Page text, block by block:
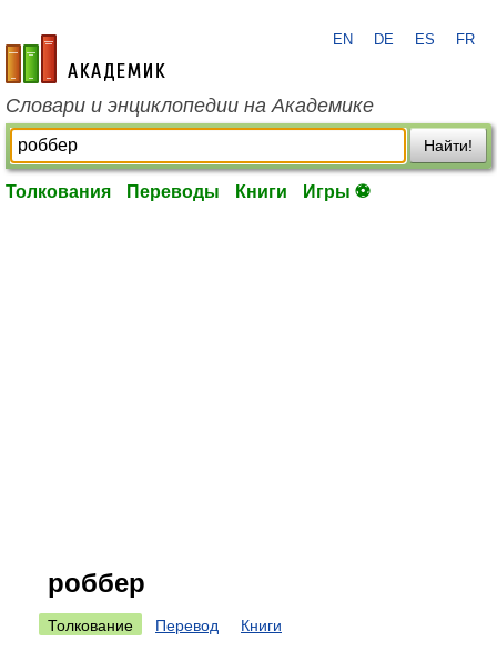
academic.ru
EN DE ES FR
Словари и энциклопедии на Академике
Найти!
Толкования Переводы Книги Игры ⚽
роббер
Толкование Перевод Книги